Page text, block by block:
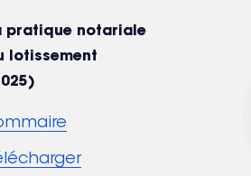
pratique notariale
lotissement